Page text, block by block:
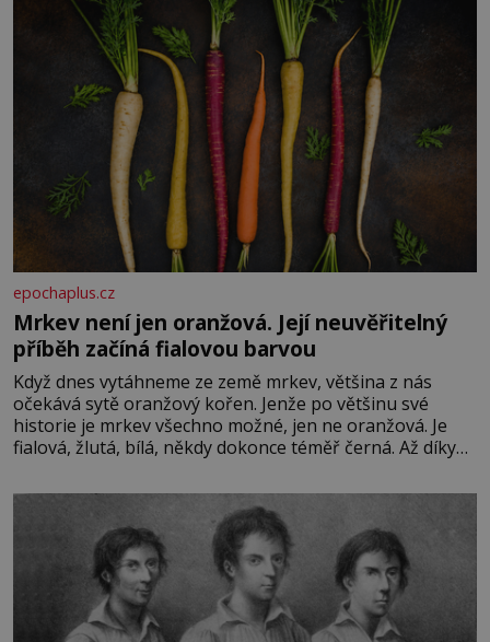
epochaplus.cz
Mrkev není jen oranžová. Její neuvěřitelný
příběh začíná fialovou barvou
Když dnes vytáhneme ze země mrkev, většina z nás
očekává sytě oranžový kořen. Jenže po většinu své
historie je mrkev všechno možné, jen ne oranžová. Je
fialová, žlutá, bílá, někdy dokonce téměř černá. Až díky
bez které si českou zahradu ani nedokážeme představit.